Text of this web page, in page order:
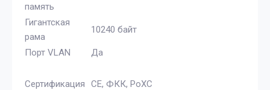
память
Гигантская
рама
10240 байт
Порт VLAN Да
Сертификация
СЕ, ФКК, РоХС